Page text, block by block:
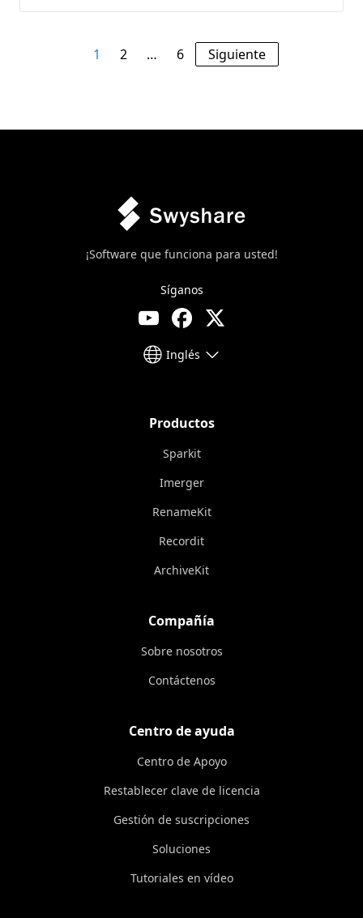
1 2 … 6 Siguiente
¡Software que funciona para usted!
Síganos
Inglés
Productos
Sparkit
Imerger
RenameKit
Recordit
ArchiveKit
Compañía
Sobre nosotros
Contáctenos
Centro de ayuda
Centro de Apoyo
Restablecer clave de licencia
Gestión de suscripciones
Soluciones
Tutoriales en vídeo